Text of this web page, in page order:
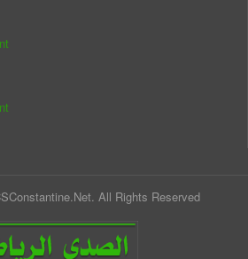
All Rights Reserved